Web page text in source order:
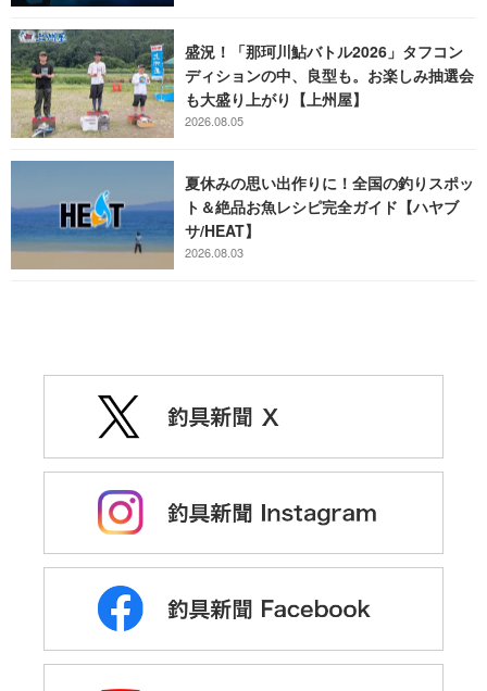
盛況！「那珂川鮎バトル2026」タフコン
ディションの中、良型も。お楽しみ抽選会
も大盛り上がり【上州屋】
2026.08.05
夏休みの思い出作りに！全国の釣りスポッ
ト＆絶品お魚レシピ完全ガイド【ハヤブ
サ/HEAT】
2026.08.03